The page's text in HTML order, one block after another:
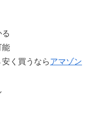
る
能
く買うならアマゾン